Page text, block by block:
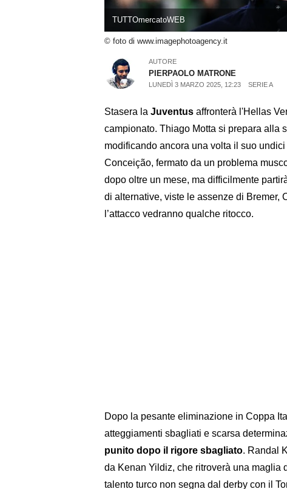
TUTTOmercatoWEB
© foto di www.imagephotoagency.it
AUTORE
PIERPAOLO MATRONE
LUNEDÌ 3 MARZO 2025, 12:23 SERIE A
Stasera la Juventus affronterà l'Hellas
campionato. Thiago Motta si prepara alla
modificando ancora una volta il suo
Conceição, fermato da un problema
dopo oltre un mese, ma difficilmente
di alternative, viste le assenze di Bremer,
l’attacco vedranno qualche ritocco.
Dopo la pesante eliminazione in Coppa
atteggiamenti sbagliati e scarsa
punito dopo il rigore sbagliato. Randal
da Kenan Yildiz, che ritroverà una maglia
talento turco non segna dal derby con il